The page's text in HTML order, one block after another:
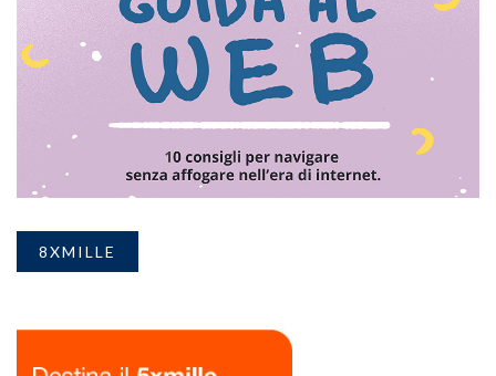
8XMILLE